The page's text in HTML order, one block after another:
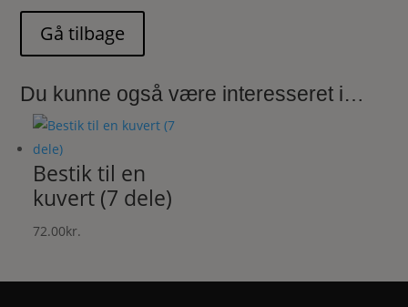
Du kunne også være interesseret i…
Bestik til en
kuvert (7 dele)
72.00kr.